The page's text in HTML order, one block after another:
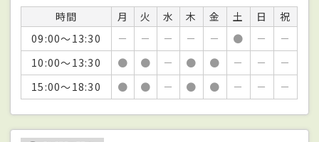
時間 月 火 水 木 金 土 日
祝
09:00～13:30
－ － － － － ● －
－
10:00～13:30
● ● － ● ● － －
－
15:00～18:30
● ● － ● ● － － －